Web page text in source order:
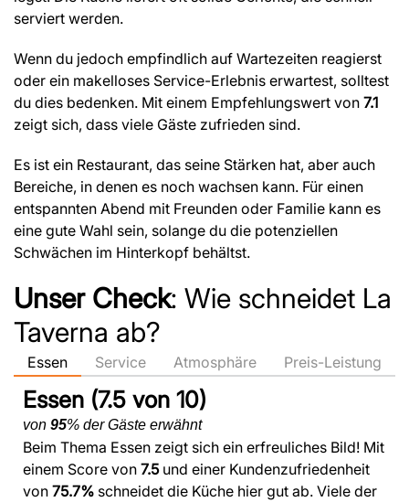
serviert werden.
Wenn du jedoch empfindlich auf Wartezeiten reagierst
oder ein makelloses Service-Erlebnis erwartest, solltest
du dies bedenken. Mit einem Empfehlungswert von 7.1
zeigt sich, dass viele Gäste zufrieden sind.
Es ist ein Restaurant, das seine Stärken hat, aber auch
Bereiche, in denen es noch wachsen kann. Für einen
entspannten Abend mit Freunden oder Familie kann es
eine gute Wahl sein, solange du die potenziellen
Schwächen im Hinterkopf behältst.
Unser Check: Wie schneidet La
Taverna ab?
Essen Service Atmosphäre Preis-Leistung
Essen (7.5 von 10)
von 95% der Gäste erwähnt
Beim Thema Essen zeigt sich ein erfreuliches Bild! Mit
einem Score von 7.5und einer Kundenzufriedenheit
von 75.7% schneidet die Küche hier gut ab. Viele der